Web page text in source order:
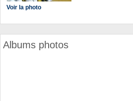
Voir la photo
Albums photos